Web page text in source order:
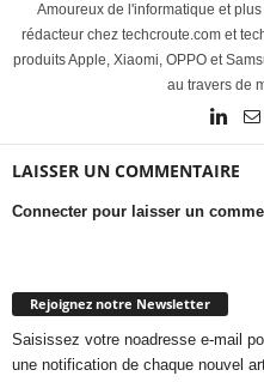
Amoureux de l'informatique et
rédacteur chez techcroute.com et
produits Apple, Xiaomi, OPPO et
au travers de
LAISSER UN COMMENTAIRE
Connecter pour laisser un
Rejoignez notre Newsletter
Saisissez votre noadresse e-mail
une notification de chaque nouvel